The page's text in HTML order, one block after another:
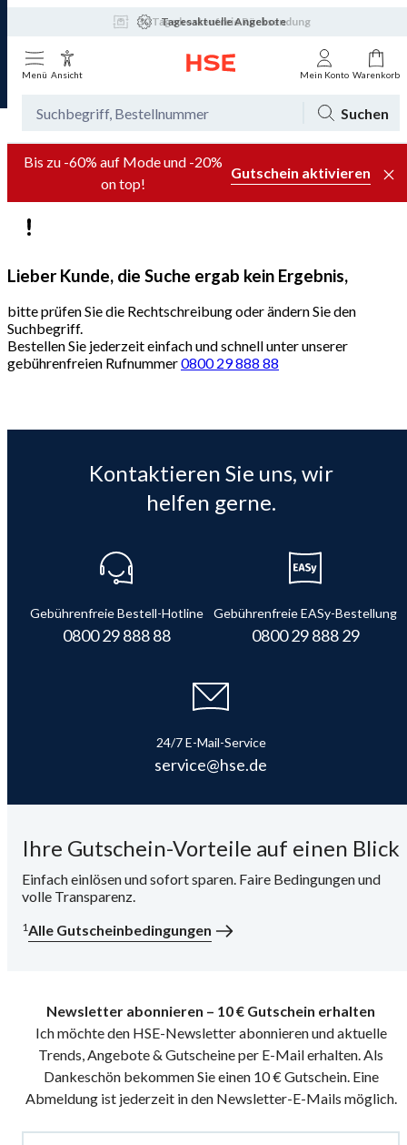
30 Tage kostenfreie Rücksendung
Tagesaktuelle Angebote
Menü Ansicht Mein Konto Warenkorb
Suchen
Bis zu -60% auf Mode und -20%
on top!
Gutschein aktivieren
Lieber Kunde, die Suche ergab kein Ergebnis,
bitte prüfen Sie die Rechtschreibung oder ändern Sie den
Suchbegriff.
Bestellen Sie jederzeit einfach und schnell unter unserer
gebührenfreien Rufnummer0800 29 888 88
Kontaktieren Sie uns, wir
helfen gerne.
Gebührenfreie Bestell-Hotline
0800 29 888 88
Gebührenfreie EASy-Bestellung
0800 29 888 29
24/7 E-Mail-Service
service@hse.de
Ihre Gutschein-Vorteile auf einen Blick
Einfach einlösen und sofort sparen. Faire Bedingungen und
volle Transparenz.
1Alle Gutscheinbedingungen
Newsletter abonnieren – 10 € Gutschein erhalten
Ich möchte den HSE-Newsletter abonnieren und aktuelle
Trends, Angebote & Gutscheine per E-Mail erhalten. Als
Dankeschön bekommen Sie einen 10 € Gutschein. Eine
Abmeldung ist jederzeit in den Newsletter-E-Mails möglich.